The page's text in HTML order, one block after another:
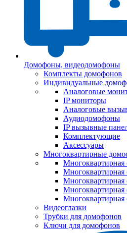
Домофоны, видеодомофоны
Комплекты домофонов
Индивидуальные
Аналоговые
IP мониторы
Аналоговые
Аудиодомофоны
IP вызывные
Комплектующие
Аксессуары
Многоквартирные
Многоквартирная
Многоквартирная
Многоквартирная
Многоквартирная
Многоквартирная
Видеоглазки
Трубки для домофонов
Ключи для домофонов